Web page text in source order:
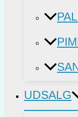
UDSALG